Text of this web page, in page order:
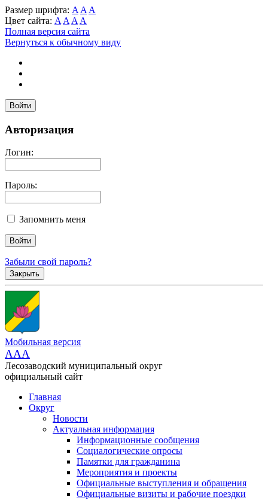
Размер шрифта: A A A
Цвет сайта: A A A A
Полная версия сайта
Вернуться к обычному виду
Войти
Авторизация
Логин:
Пароль:
Запомнить меня
Забыли свой пароль?
Закрыть
Мобильная версия
AAA
Лесозаводский муниципальный округ
официальный сайт
Главная
Округ
Новости
Актуальная информация
Информационные сообщения
Социалогические опросы
Памятки для гражданина
Мероприятия и проекты
Официальные выступления и обращения
Официальные визиты и рабочие поездки